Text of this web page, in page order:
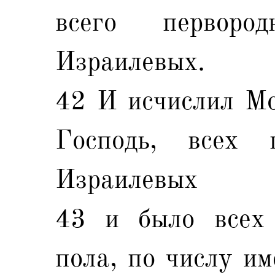
всего
Израилевых.
42 И исчислил
Господь, всех
Израилевых
43 и было всех
пола, по числу